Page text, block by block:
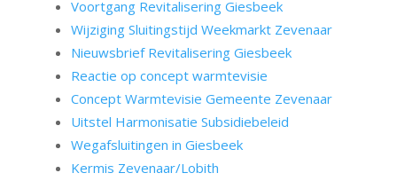
Voortgang Revitalisering Giesbeek
Wijziging Sluitingstijd Weekmarkt Zevenaar
Nieuwsbrief Revitalisering Giesbeek
Reactie op concept warmtevisie
Concept Warmtevisie Gemeente Zevenaar
Uitstel Harmonisatie Subsidiebeleid
Wegafsluitingen in Giesbeek
Kermis Zevenaar/Lobith